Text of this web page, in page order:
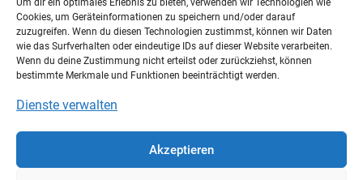
Um dir ein optimales Erlebnis zu bieten, verwenden wir Technologien wie
Cookies, um Geräteinformationen zu speichern und/oder darauf
zuzugreifen. Wenn du diesen Technologien zustimmst, können wir Daten
wie das Surfverhalten oder eindeutige IDs auf dieser Website verarbeiten.
Wenn du deine Zustimmung nicht erteilst oder zurückziehst, können
bestimmte Merkmale und Funktionen beeinträchtigt werden.
Dienste verwalten
Akzeptieren
Datenschutz
Kontaktformular
e-mail